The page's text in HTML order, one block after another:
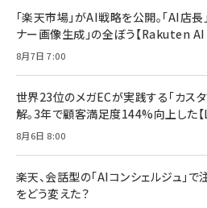
「楽天市場」がAI戦略を公開。「AI店長
ナー画像生成」の全ぼう【Rakuten
8月7日 7:00
世界23位のメガECが実践する「カス
解。3年で顧客満足度144%向上した
8月6日 8:00
楽天、会話型の「AIコンシェルジュ」
をどう変えた？